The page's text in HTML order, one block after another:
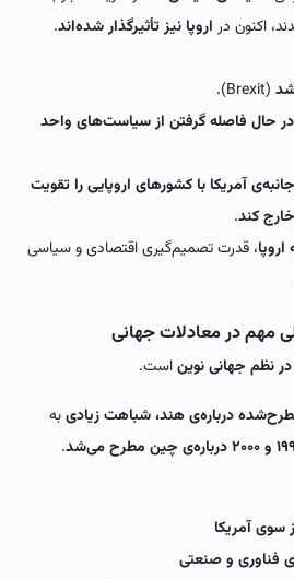
اکنون در اروپا نیز تأثیرگذار شده‌اند.
شد (Brexit).
در حال فاصله گرفتن از سیاست‌های واحد
آمریکا با کشورهای اروپایی را تقویت
کند.
، قدرت تصمیم‌گیری اقتصادی و سیاسی
مهم در معادلات جهانی
در نظم جهانی نویناست.
درباره‌ی هند، شباهت زیادیبه
.
سوی آمریکا
فناوری و صنعتی